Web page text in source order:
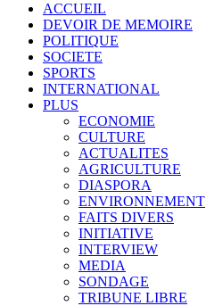
ACCUEIL
DEVOIR DE MEMOIRE
POLITIQUE
SOCIETE
SPORTS
INTERNATIONAL
PLUS
ECONOMIE
CULTURE
ACTUALITES
AGRICULTURE
DIASPORA
ENVIRONNEMENT
FAITS DIVERS
INITIATIVE
INTERVIEW
MEDIA
SONDAGE
TRIBUNE LIBRE